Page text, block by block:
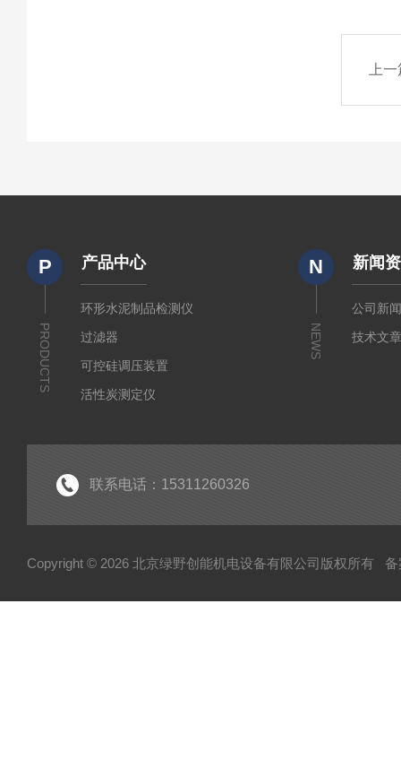
上
P
PRODUCTS
产品中心
环形水泥制品检测仪
过滤器
可控硅调压装置
活性炭测定仪
N
NEWS
新闻
公司新
技术文
联系电话：15311260326
Copyright © 2026 北京绿野创能机电设备有限公司版权所有 备